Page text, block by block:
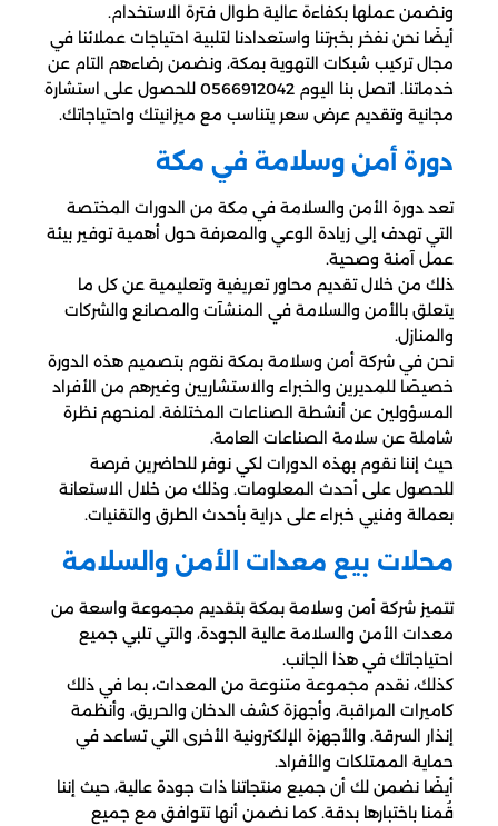
ونضمن عملها بكفاءة عالية طوال فترة الاستخدام.
أيضًا نحن نفخر بخبرتنا واستعدادنا لتلبية احتياجات عملائنا في
مجال تركيب شبكات التهوية بمكة، ونضمن رضاءهم التام عن
خدماتنا. اتصل بنا اليوم 0566912042 للحصول على استشارة
مجانية وتقديم عرض سعر يتناسب مع ميزانيتك واحتياجاتك.
دورة أمن وسلامة في مكة
تعد دورة الأمن والسلامة في مكة من الدورات المختصة
التي تهدف إلى زيادة الوعي والمعرفة حول أهمية توفير بيئة
عمل آمنة وصحية.
ذلك من خلال تقديم محاور تعريفية وتعليمية عن كل ما
يتعلق بالأمن والسلامة في المنشآت والمصانع والشركات
والمنازل.
نحن في شركة أمن وسلامة بمكة نقوم بتصميم هذه الدورة
خصيصًا للمديرين والخبراء والاستشاريين وغيرهم من الأفراد
المسؤولين عن أنشطة الصناعات المختلفة. لمنحهم نظرة
شاملة عن سلامة الصناعات العامة.
حيث إننا نقوم بهذه الدورات لكي نوفر للحاضرين فرصة
للحصول على أحدث المعلومات. وذلك من خلال الاستعانة
بعمالة وفنيي خبراء على دراية بأحدث الطرق والتقنيات.
محلات بيع معدات الأمن والسلامة
تتميز شركة أمن وسلامة بمكة بتقديم مجموعة واسعة من
معدات الأمن والسلامة عالية الجودة، والتي تلبي جميع
احتياجاتك في هذا الجانب.
كذلك، نقدم مجموعة متنوعة من المعدات، بما في ذلك
كاميرات المراقبة، وأجهزة كشف الدخان والحريق، وأنظمة
إنذار السرقة. والأجهزة الإلكترونية الأخرى التي تساعد في
حماية الممتلكات والأفراد.
أيضًا نضمن لك أن جميع منتجاتنا ذات جودة عالية، حيث إننا
قُمنا باختبارها بدقة. كما نضمن أنها تتوافق مع جميع